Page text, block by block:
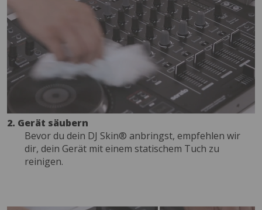
2. Gerät säubern
Bevor du dein DJ Skin® anbringst, empfehlen wir
dir, dein Gerät mit einem statischem Tuch zu
reinigen.